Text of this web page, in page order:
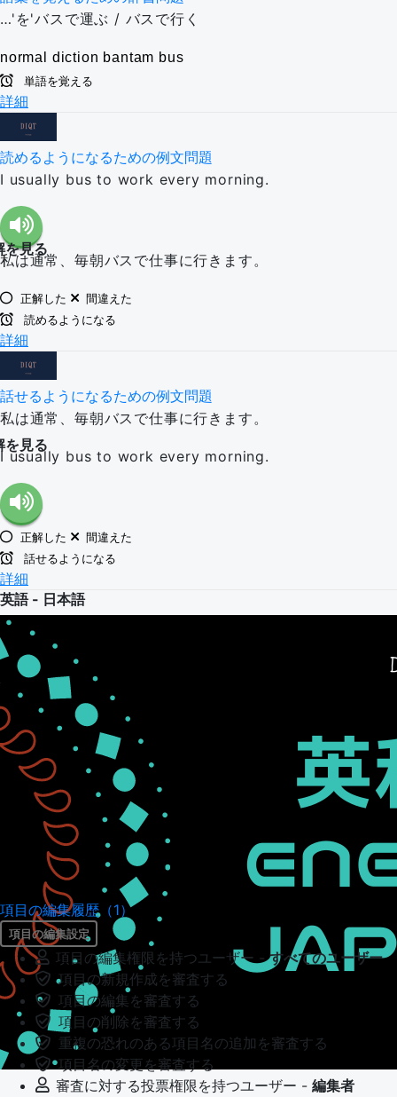
…'を'バスで運ぶ / バスで行く
normal diction bantam bus
単語を覚える
詳細
読めるようになるための例文問題
I usually bus to work every morning.
を見る
私は通常、毎朝バスで仕事に行きます。
正解した
間違えた
読めるようになる
詳細
話せるようになるための例文問題
私は通常、毎朝バスで仕事に行きます。
を見る
I usually bus to work every morning.
正解した
間違えた
話せるようになる
詳細
英語 - 日本語
項目の編集履歴（1）
項目の編集設定
項目の編集権限を持つユーザー -すべてのユーザー
項目の新規作成を審査する
項目の編集を審査する
項目の削除を審査する
重複の恐れのある項目名の追加を審査する
項目名の変更を審査する
審査に対する投票権限を持つユーザー - 編集者